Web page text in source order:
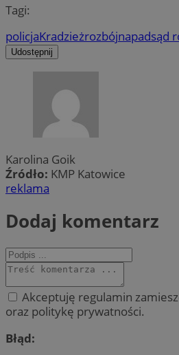
Tagi:
policjaKradzieżrozbójnapadsąd
Udostępnij
Karolina Goik
Źródło: KMP Katowice
reklama
Dodaj komentarz
Akceptuję regulamin
oraz politykę prywatności.
Błąd: